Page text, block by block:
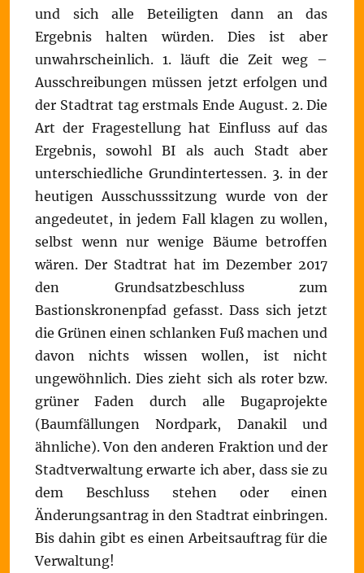
und sich alle Beteiligten dann an das
Ergebnis halten würden. Dies ist aber
unwahrscheinlich. 1. läuft die Zeit weg –
Ausschreibungen müssen jetzt erfolgen und
der Stadtrat tag erstmals Ende August. 2. Die
Art der Fragestellung hat Einfluss auf das
Ergebnis, sowohl BI als auch Stadt aber
unterschiedliche Grundintertessen. 3. in der
heutigen Ausschusssitzung wurde von der
angedeutet, in jedem Fall klagen zu wollen,
selbst wenn nur wenige Bäume betroffen
wären. Der Stadtrat hat im Dezember 2017
den Grundsatzbeschluss zum
Bastionskronenpfad gefasst. Dass sich jetzt
die Grünen einen schlanken Fuß machen und
davon nichts wissen wollen, ist nicht
ungewöhnlich. Dies zieht sich als roter bzw.
grüner Faden durch alle Bugaprojekte
(Baumfällungen Nordpark, Danakil und
ähnliche). Von den anderen Fraktion und der
Stadtverwaltung erwarte ich aber, dass sie zu
dem Beschluss stehen oder einen
Änderungsantrag in den Stadtrat einbringen.
Bis dahin gibt es einen Arbeitsauftrag für die
Verwaltung!